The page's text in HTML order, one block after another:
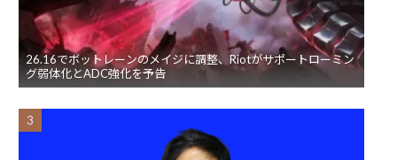
26.16でボットレーンのメイジに調整、Riotがサポートローミン
グ弱体化とADC強化を予告